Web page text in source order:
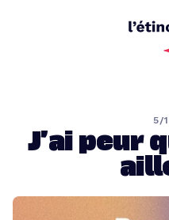
5/
J’ai peur